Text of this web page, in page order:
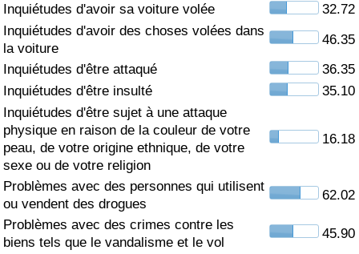
Inquiétudes d'avoir sa voiture volée
32.72
Inquiétudes d'avoir des choses volées dans
la voiture
46.35
Inquiétudes d'être attaqué
36.35
Inquiétudes d'être insulté
35.10
Inquiétudes d'être sujet à une attaque
physique en raison de la couleur de votre
peau, de votre origine ethnique, de votre
sexe ou de votre religion
16.18
Problèmes avec des personnes qui utilisent
ou vendent des drogues
62.02
Problèmes avec des crimes contre les
biens tels que le vandalisme et le vol
45.90
Indice des soins de santé (Actuel)
Indice des soins de santé
Indice des soins de santé par Pays
Pollution
Indice de Pollution (Actuel)
Indice de pollution